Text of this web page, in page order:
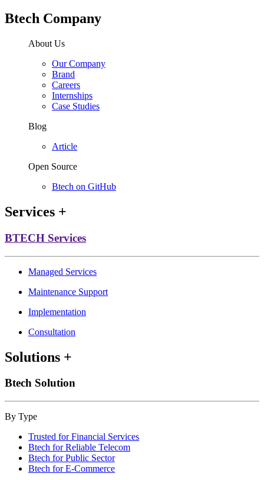
Btech Company
About Us
Our Company
Brand
Careers
Internships
Case Studies
Blog
Article
Open Source
Btech on GitHub
Services +
BTECH Services
Managed Services
Maintenance Support
Implementation
Consultation
Solutions +
Btech Solution
By Type
Trusted for Financial Services
Btech for Reliable Telecom
Btech for Public Sector
Btech for E-Commerce